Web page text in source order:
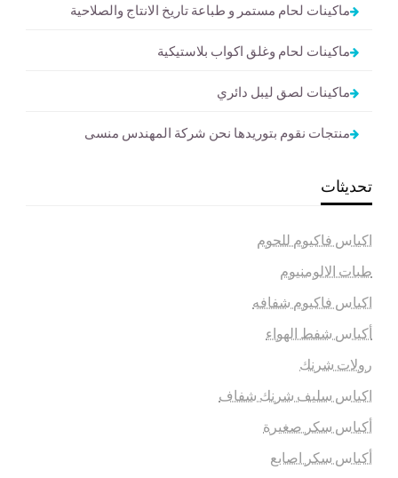
ماكينات لحام مستمر و طباعة تاريخ الانتاج والصلاحية
ماكينات لحام وغلق اكواب بلاستيكية
ماكينات لصق ليبل دائري
منتجات نقوم بتوريدها نحن شركة المهندس منسى
تحديثات
اكياس فاكيوم للحوم
طبات الالومنيوم
اكياس فاكيوم شفافه
أكياس شفط الهواء
رولات شرنك
اكياس سليف شرنك شفاف
أكياس سكر صغيرة
أكياس سكر اصابع